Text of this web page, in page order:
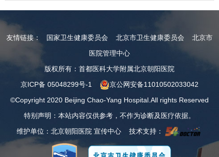
友情链接： 国家卫生健康委员会 北京市卫生健康委员会
北京市
医院管理中心
版权所有：首都医科大学附属北京朝阳医院
京ICP备 05048299号-1
京公网安备11010502033042
©Copyright 2020 Beijing Chao-Yang Hospital.All rights Reserved
特别声明：本站内容仅供参考，不作为诊断及医疗依据。
维护单位：北京朝阳医院 宣传中心 技术支持：